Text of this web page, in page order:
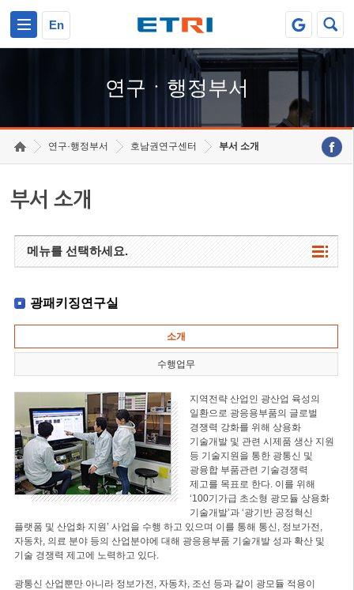
En
연구ㆍ행정부서
연구·행정부서 호남권연구센터 부서 소개
부서 소개
메뉴를 선택하세요.
광패키징연구실
소개
수행업무
지역전략 산업인 광산업 육성의
일환으로 광응용부품의 글로벌
경쟁력 강화를 위해 상용화
기술개발 및 관련 시제품 생산 지원
등 기술지원을 통한 광통신 및
광융합 부품관련 기술경쟁력
제고를 목표로 한다. 이를 위해
‘100기가급 초소형 광모듈 상용화
기술개발’과 ‘광기반 공정혁신
플랫폼 및 산업화 지원’ 사업을 수행 하고 있으며 이를 통해 통신, 정보가전,
자동차, 의료 분야 등의 산업분야에 대해 광응용부품 기술개발 성과 확산 및
기술 경쟁력 제고에 노력하고 있다.
광통신 산업뿐만 아니라 정보가전, 자동차, 조선 등과 같이 광모듈 적용이